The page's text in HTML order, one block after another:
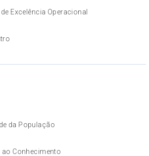
Excelência Operacional
da População
Conhecimento